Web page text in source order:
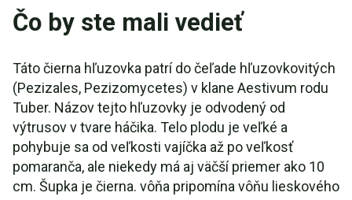
Čo by ste mali vedieť
Táto čierna hľuzovka patrí do čeľade hľuzovkovitých
(Pezizales, Pezizomycetes) v klane Aestivum rodu
Tuber. Názov tejto hľuzovky je odvodený od
výtrusov v tvare háčika. Telo plodu je veľké a
pohybuje sa od veľkosti vajíčka až po veľkosť
pomaranča, ale niekedy má aj väčší priemer ako 10
cm. Šupka je čierna. vôňa pripomína vôňu lieskového